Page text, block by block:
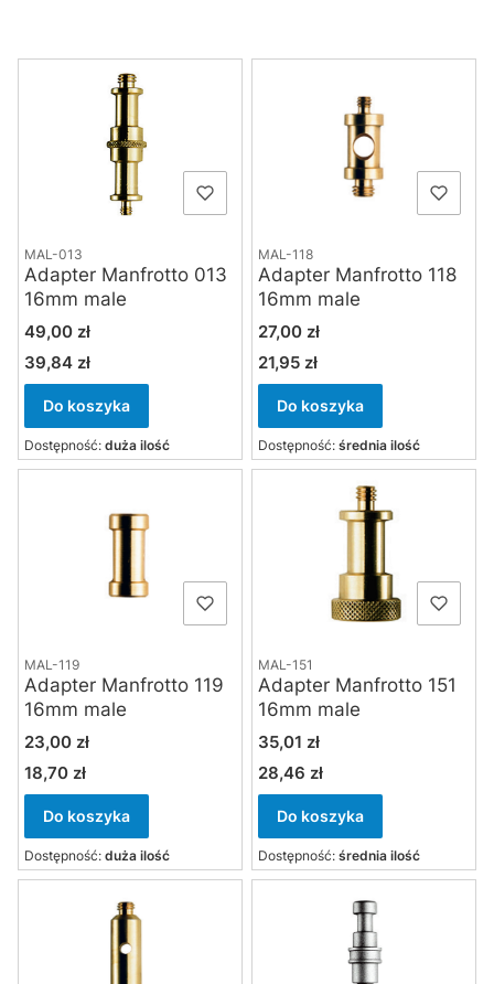
Lista produktów
MAL-013
Adapter Manfrotto 013
16mm male
Cena
49,00 zł
Cena
39,84 zł
Do koszyka
Dostępność: duża ilość
MAL-118
Adapter Manfrotto 118
16mm male
Cena
27,00 zł
Cena
21,95 zł
Do koszyka
Dostępność: średnia ilość
MAL-119
Adapter Manfrotto 119
16mm male
Cena
23,00 zł
Cena
18,70 zł
Do koszyka
Dostępność: duża ilość
MAL-151
Adapter Manfrotto 151
16mm male
Cena
35,01 zł
Cena
28,46 zł
Do koszyka
Dostępność: średnia ilość